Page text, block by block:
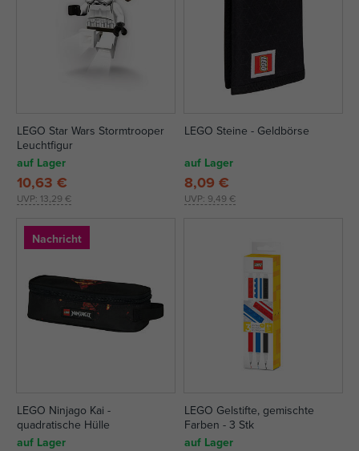
LEGO Star Wars Stormtrooper
Leuchtfigur
auf Lager
UVP: 13,29 €
10,63 €
LEGO Steine - Geldbörse
auf Lager
UVP: 9,49 €
8,09 €
Nachricht
LEGO Ninjago Kai -
quadratische Hülle
auf Lager
LEGO Gelstifte, gemischte
Farben - 3 Stk
auf Lager